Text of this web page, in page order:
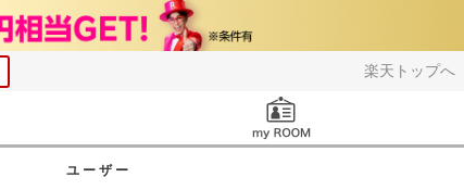
楽天トップへ
ユーザー